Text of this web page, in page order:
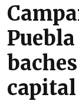
capital